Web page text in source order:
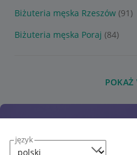
język
Biżuteria męska Rzeszów (91)
Biżuteria męska Poraj (84)
POKAŻ